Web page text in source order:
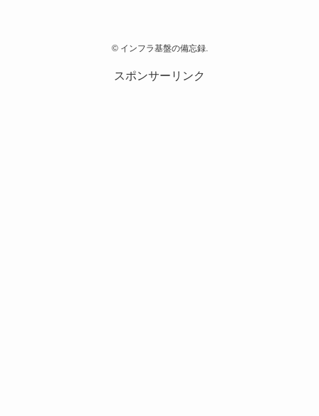
©インフラ基盤の備忘録.
スポンサーリンク